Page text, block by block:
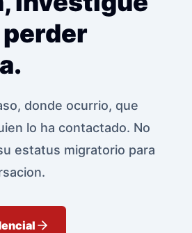
donde ocurrio, que
lo ha contactado. No
estatus migratorio para